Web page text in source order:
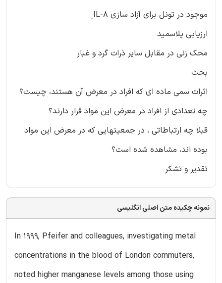
موجود در تونل برای آزاد سازی IL-8 ِ
ارزیابی پلاسمید
محک زنی در مقابل سایر ذرات گرد و غبار
بحث
اثرات سمی ماده ای که افراد در معرض آن هستند، چیست؟
چه تعدادی از افراد در معرض این مواد قرار دارند؟
قبلا چه ارتباطاتی ، در جمعیتهایی که در معرض این مواد
بوده اند، مشاهده شده است؟
تقدیر و تشکر
نمونه چکیده متن اصلی انگلیسی
In 1999, Pfeifer and colleagues, investigating metal
concentrations in the blood of London commuters,
noted higher manganese levels among those using